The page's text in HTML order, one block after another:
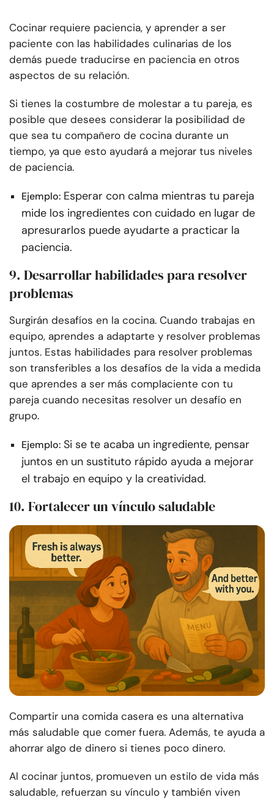
Cocinar requiere paciencia, y aprender a ser
paciente con las habilidades culinarias de los
demás puede traducirse en paciencia en otros
aspectos de su relación.
Si tienes la costumbre de molestar a tu pareja, es
posible que desees considerar la posibilidad de
que sea tu compañero de cocina durante un
tiempo, ya que esto ayudará a mejorar tus niveles
de paciencia.
Ejemplo: Esperar con calma mientras tu pareja
mide los ingredientes con cuidado en lugar de
apresurarlos puede ayudarte a practicar la
paciencia.
9. Desarrollar habilidades para resolver
problemas
Surgirán desafíos en la cocina. Cuando trabajas en
equipo, aprendes a adaptarte y resolver problemas
juntos. Estas habilidades para resolver problemas
son transferibles a los desafíos de la vida a medida
que aprendes a ser más complaciente con tu
pareja cuando necesitas resolver un desafío en
grupo.
Ejemplo: Si se te acaba un ingrediente, pensar
juntos en un sustituto rápido ayuda a mejorar
el trabajo en equipo y la creatividad.
10. Fortalecer un vínculo saludable
Compartir una comida casera es una alternativa
más saludable que comer fuera. Además, te ayuda a
ahorrar algo de dinero si tienes poco dinero.
Al cocinar juntos, promueven un estilo de vida más
saludable, refuerzan su vínculo y también viven